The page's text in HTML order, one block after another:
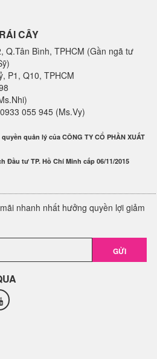
CÂY
Q.Tân Bình, TPHCM (Gần ngã tư
P1, Q10, TPHCM
055 945 (Ms.Vy)
quản lý của CÔNG TY CỔ PHẦN XUẤT
Đầu tư TP. Hồ Chí Minh cấp 06/11/2015
nhanh nhất hưởng quyền lợi giảm
GỬI